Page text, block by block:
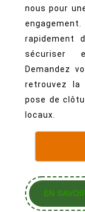
nous pour
rapidement
sécuriser
Demandez
retrouvez la
pose de
locaux.
EN